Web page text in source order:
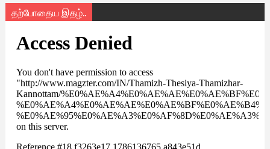
தற்போதைய இதழ்..